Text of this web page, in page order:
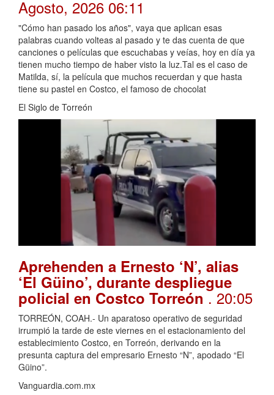
Agosto, 2026 06:11
"Cómo han pasado los años", vaya que aplican esas
palabras cuando volteas al pasado y te das cuenta de que
canciones o películas que escuchabas y veías, hoy en día ya
tienen mucho tiempo de haber visto la luz.Tal es el caso de
Matilda, sí, la película que muchos recuerdan y que hasta
tiene su pastel en Costco, el famoso de chocolat
El Siglo de Torreón
Aprehenden a Ernesto ‘N’, alias
‘El Güino’, durante despliegue
policial en Costco Torreón. 20:05
TORREÓN, COAH.- Un aparatoso operativo de seguridad
irrumpió la tarde de este viernes en el estacionamiento del
establecimiento Costco, en Torreón, derivando en la
presunta captura del empresario Ernesto “N”, apodado “El
Güino”.
Vanguardia.com.mx